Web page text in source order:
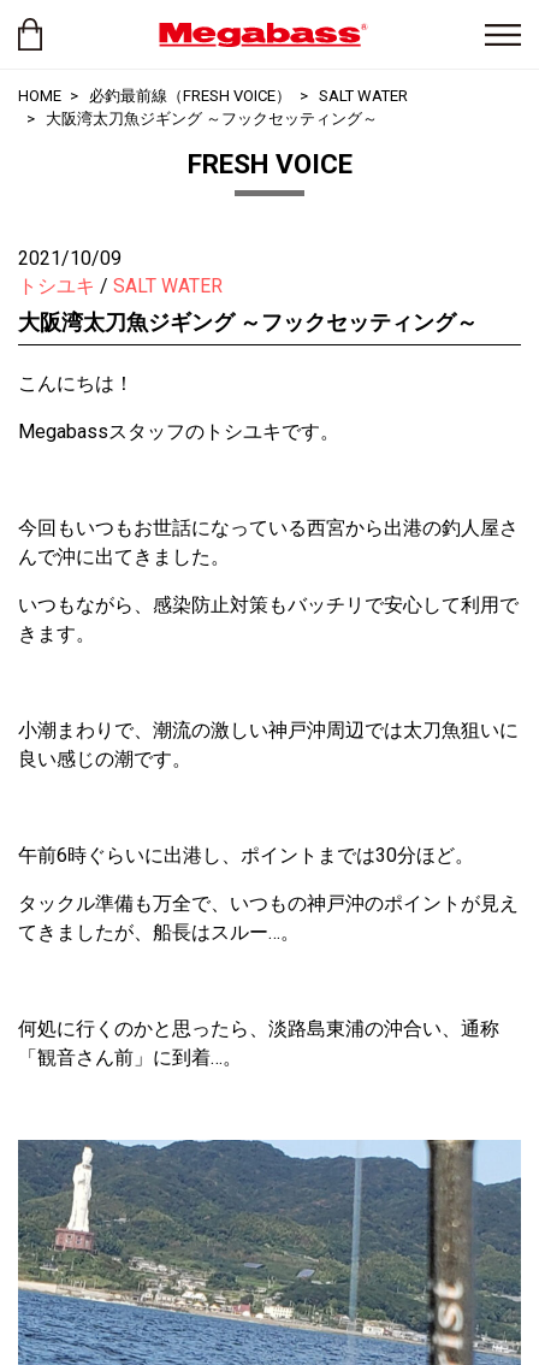
HOME 必釣最前線（FRESH VOICE）
SALT WATER
大阪湾太刀魚ジギング ～フックセッティング～
FRESH VOICE
2021/10/09
トシユキ
SALT WATER
大阪湾太刀魚ジギング ～フックセッティング～
こんにちは！
Megabassスタッフのトシユキです。
今回もいつもお世話になっている西宮から出港の釣人屋さ
んで沖に出てきました。
いつもながら、感染防止対策もバッチリで安心して利用で
きます。
小潮まわりで、潮流の激しい神戸沖周辺では太刀魚狙いに
良い感じの潮です。
午前6時ぐらいに出港し、ポイントまでは30分ほど。
タックル準備も万全で、いつもの神戸沖のポイントが見え
てきましたが、船長はスルー…。
何処に行くのかと思ったら、淡路島東浦の沖合い、通称
「観音さん前」に到着…。